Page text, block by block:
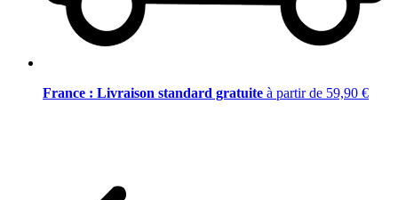
France : Livraison standard gratuite à partir de 59,90 €